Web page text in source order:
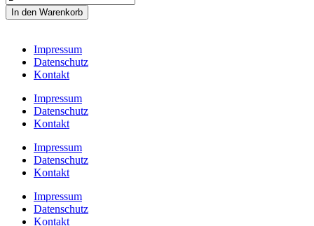
In den Warenkorb
Impressum
Datenschutz
Kontakt
Impressum
Datenschutz
Kontakt
Impressum
Datenschutz
Kontakt
Impressum
Datenschutz
Kontakt